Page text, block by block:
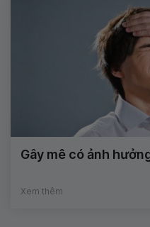
Gây mê có ảnh
Xem thêm